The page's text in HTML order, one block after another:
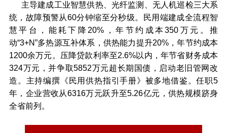
主导建成工业智慧供热、光纤监测、无人机巡检三大系
统，故障预警从60分钟缩至分秒级。民用端建成全流程智
慧平台，能耗下降20%，年节约成本350万元。推
动“3+N”多热源互补体系，供热能力提升20%，年节约成本
1200余万元。压降贷款利率至2.6%以内，年节省财务成本
324万元，并争取5852万元超长期国债，启动老旧管网改
造。主持编撰《民用供热指引手册》被多地借鉴。任职5
年，企业营收从6316万元跃升至5.26亿元，供热规模跻身
全省前列。